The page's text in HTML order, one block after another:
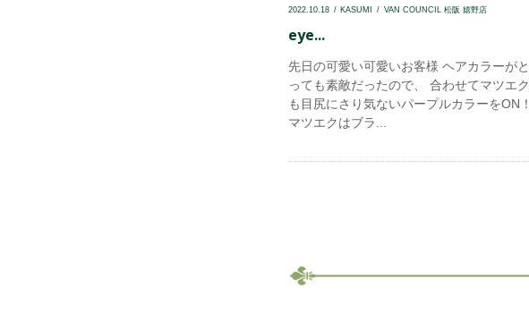
2022.10.18 KASUMI VAN COUNCIL 松阪 嬉野店
eye...
先日の可愛い可愛いお客様 ヘアカラーがと
っても素敵だったので、 合わせてマツエク
も目尻にさり気ないパープルカラーをON！
マツエクはブラ...